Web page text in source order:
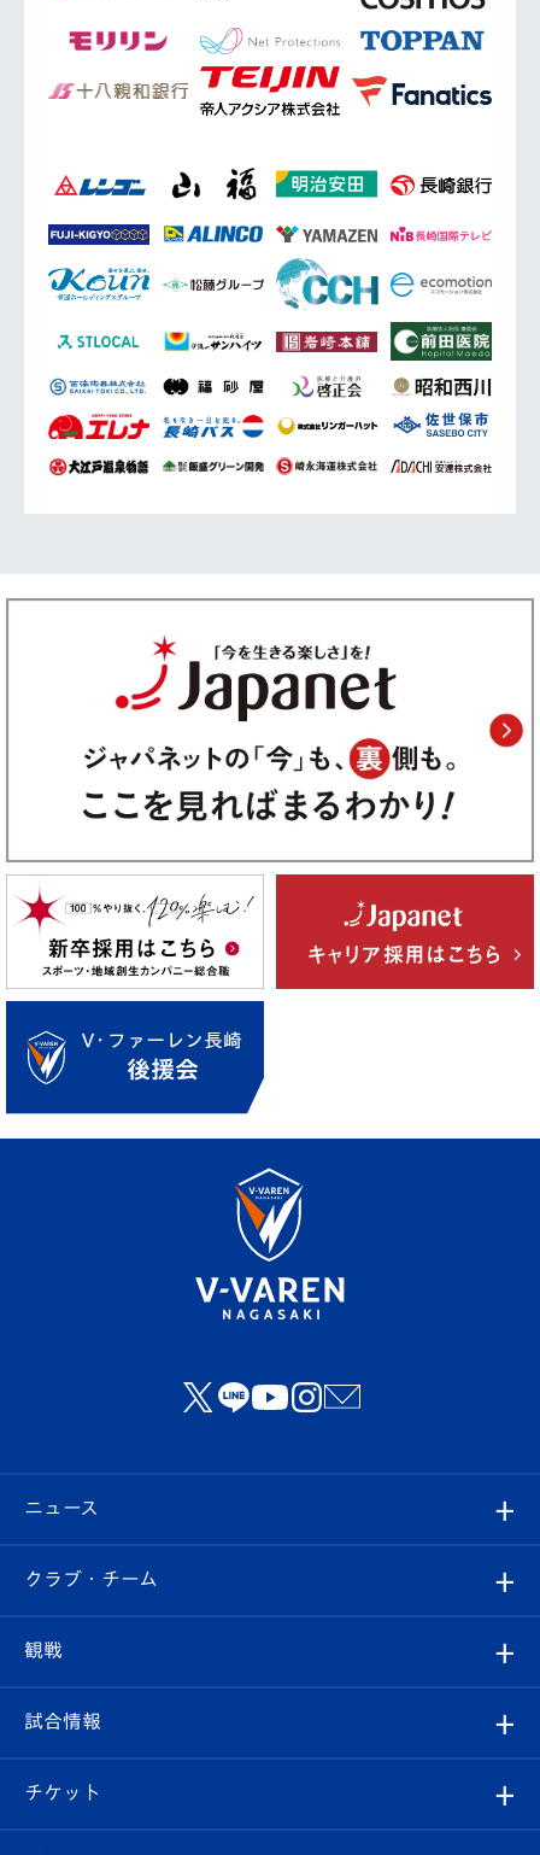
ニュース
すべて
クラブ
試合情報
クラブ・チーム
クラブ概要
エンブレム紹介
観戦
観戦ルール
はじめての観戦ガイド
試合情報
試合日程/結果
チケット